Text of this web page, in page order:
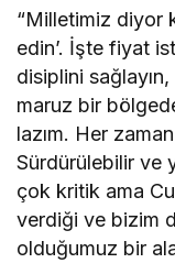
“Milletimiz diyor
edin’. İşte fiyat
disiplini
maruz bir
lazım. Her
Sürdürülebilir ve
çok kritik ama
verdiği ve bizim
olduğumuz bir